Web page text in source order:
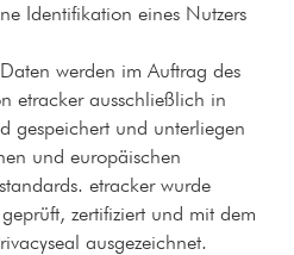
Identifikation eines Nutzers
werden im Auftrag des
etracker ausschließlich in
gespeichert und unterliegen
und europäischen
etracker wurde
zertifiziert und mit dem
ausgezeichnet.